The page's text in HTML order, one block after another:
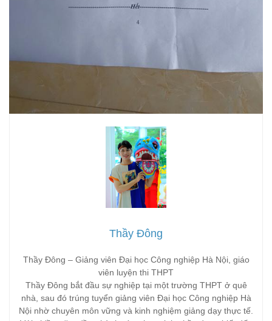
Thầy Đông
Thầy Đông – Giảng viên Đại học Công nghiệp Hà Nội, giáo
viên luyện thi THPT
Thầy Đông bắt đầu sự nghiệp tại một trường THPT ở quê
nhà, sau đó trúng tuyển giảng viên Đại học Công nghiệp Hà
Nội nhờ chuyên môn vững và kinh nghiệm giảng dạy thực tế.